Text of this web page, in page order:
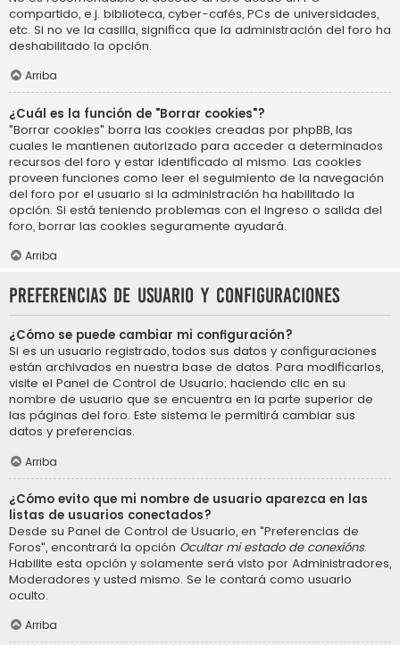
compartido, e.j. biblioteca, cyber-cafés, PCs de universidades,
etc. Si no ve la casilla, significa que la administración del foro ha
deshabilitado la opción.
Arriba
¿Cuál es la función de "Borrar cookies"?
"Borrar cookies" borra las cookies creadas por phpBB, las
cuales le mantienen autorizado para acceder a determinados
recursos del foro y estar identificado al mismo. Las cookies
proveen funciones como leer el seguimiento de la navegación
del foro por el usuario si la administración ha habilitado la
opción. Si está teniendo problemas con el ingreso o salida del
foro, borrar las cookies seguramente ayudará.
Arriba
Preferencias de usuario y configuraciones
¿Cómo se puede cambiar mi configuración?
Si es un usuario registrado, todos sus datos y configuraciones
están archivados en nuestra base de datos. Para modificarlos,
visite el Panel de Control de Usuario; haciendo clic en su
nombre de usuario que se encuentra en la parte superior de
las páginas del foro. Este sistema le permitirá cambiar sus
datos y preferencias.
Arriba
¿Cómo evito que mi nombre de usuario aparezca en las
listas de usuarios conectados?
Desde su Panel de Control de Usuario, en "Preferencias de
Foros", encontrará la opción Ocultar mi estado de conexións.
Habilite esta opción y solamente será visto por Administradores,
Moderadores y usted mismo. Se le contará como usuario
oculto.
Arriba